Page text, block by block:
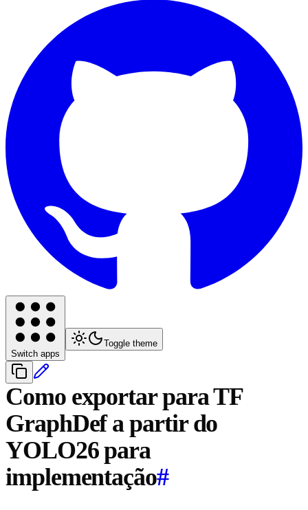
Switch apps
Toggle theme
Como exportar para TF
GraphDef a partir do
YOLO26 para
implementação#